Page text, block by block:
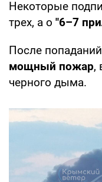
Некоторые
трех, а о "6–7
После
мощный пожар,
черного дыма.